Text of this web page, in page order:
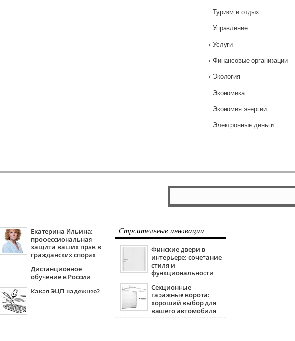
Туризм и отдых
Управление
Услуги
Финансовые организации
Экология
Экономика
Экономия энергии
Электронные деньги
Екатерина Ильина:
профессиональная
защита ваших прав в
гражданских спорах
Дистанционное
обучение в России
Какая ЭЦП надежнее?
Строительные инновации
Финские двери в
интерьере: сочетание
стиля и
функциональности
Секционные
гаражные ворота:
хороший выбор для
вашего автомобиля